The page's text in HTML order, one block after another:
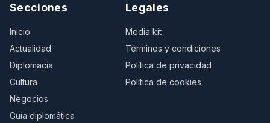
Secciones
Inicio
Actualidad
Diplomacia
Cultura
Negocios
Guía diplomática
Legales
Media kit
Términos y condiciones
Política de privacidad
Política de cookies